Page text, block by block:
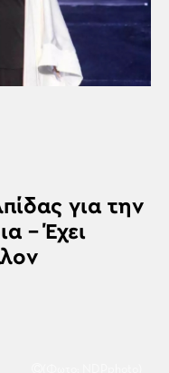
για την
– Έχει